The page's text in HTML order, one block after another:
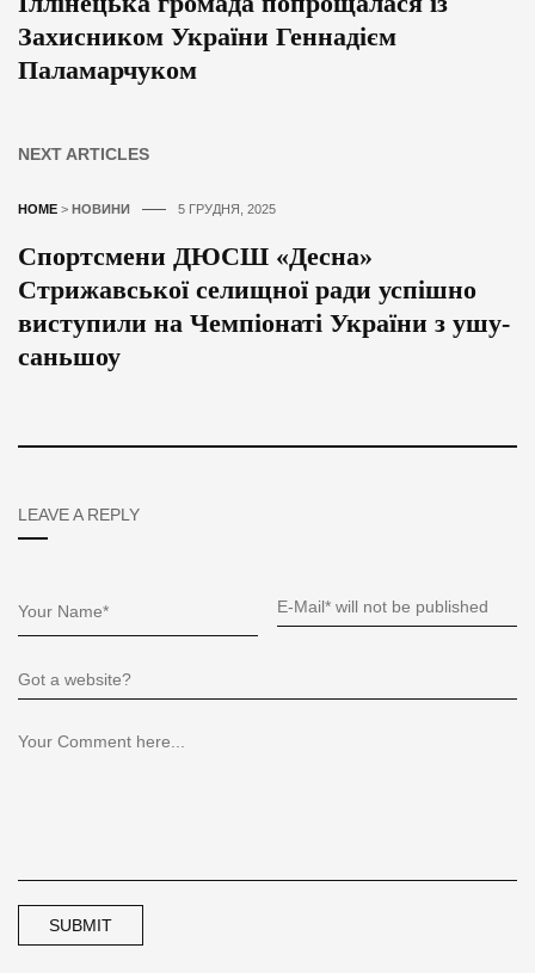
Захисником України Геннадієм
Паламарчуком
NEXT ARTICLES
HOME > НОВИНИ 5 ГРУДНЯ, 2025
Спортсмени ДЮСШ «Десна»
Стрижавської селищної ради успішно
виступили на Чемпіонаті України з ушу-
саньшоу
LEAVE A REPLY